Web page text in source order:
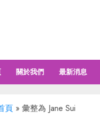
關於我們 最新消息
頁 » 彙整為 Jane Sui